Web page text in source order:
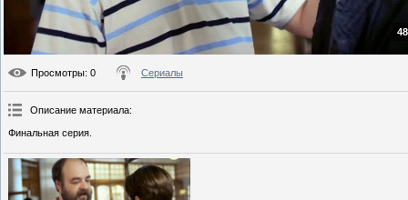
Просмотры: 0 Сериалы
Описание материала:
Финальная серия.